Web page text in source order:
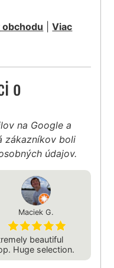
obchodu |Viac
o
na Google a
zákazníkov boli
údajov.
Maciek G.
beautiful
Huge selection.